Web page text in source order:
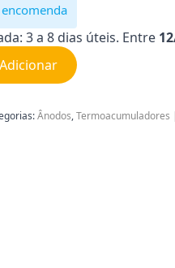
3 a 8 dias úteis. Entre
Adicionar
Ânodos,Termoacumuladores